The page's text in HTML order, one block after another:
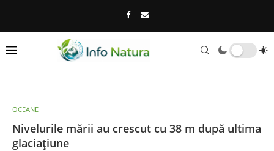
OCEANE
Nivelurile mării au crescut cu 38 m după ultima
glaciațiune